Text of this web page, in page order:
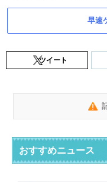
早速
ツイート
おすすめニュース